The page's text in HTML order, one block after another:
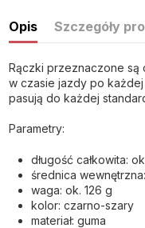
Opis Szczegóły
Rączki przeznaczone są
w czasie jazdy po każdej
pasują do każdej
Parametry:
długość całkowita:
średnica
waga: ok. 126 g
kolor: czarno-szary
materiał: guma